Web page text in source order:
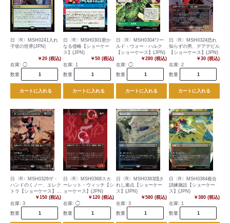
日〈R〉MSH0241入れ
子状の世界(JPN)
￥20 (税込)
在庫: ◯
数量
カートに入れる
日〈R〉MSH0301密か
なる侵略【ショーケー
ス】(JPN)
￥50 (税込)
在庫: 1
数量
カートに入れる
日〈R〉MSH0304ワー
ルド・ウォー・ハルク
【ショーケース】(JPN)
￥280 (税込)
在庫: ◯
数量
カートに入れる
日〈R〉MSH0324恐れ
知らずの男、デアデビル
【ショーケース】(JPN)
￥30 (税込)
在庫: 2
数量
カートに入れる
日〈R〉MSH0326ザ・
ハンドのくノ一、エレク
トラ【ショーケース】
￥150 (税込)
在庫: 3
数量
日〈R〉MSH0368スカ
ーレット・ウィッチ【シ
ョーケース】(JPN)
￥120 (税込)
在庫: ◯
数量
日〈R〉MSH0383隠さ
れし拠点【ショーケー
ス】(JPN)
￥580 (税込)
在庫: 3
数量
日〈R〉MSH0384複合
訓練施設【ショーケー
ス】(JPN)
￥380 (税込)
在庫: 1
数量